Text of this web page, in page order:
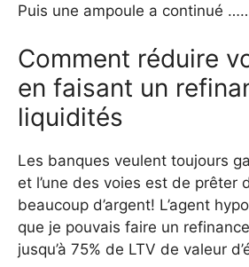
Puis une ampoule a continué
Comment réduire
en faisant un
liquidités
Les banques veulent toujours
et l’une des voies est de prêter
beaucoup d’argent! L’agent
que je pouvais faire un
jusqu’à 75% de LTV de valeur